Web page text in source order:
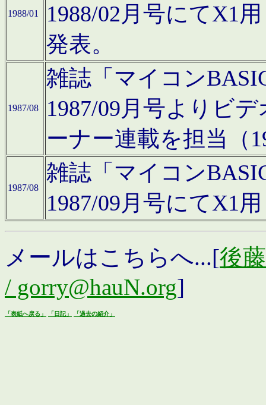
1988/01
1988/02月号にてX1
発表。
1987/08
雑誌「マイコン
1987/09月号よりビ
ーナー連載を担当（
1987/08
雑誌「マイコン
1987/09月号にてX1
メールはこちらへ...[後
/ gorry@hauN.org]
「表紙へ戻る」 「日記」 「過去の紹介」